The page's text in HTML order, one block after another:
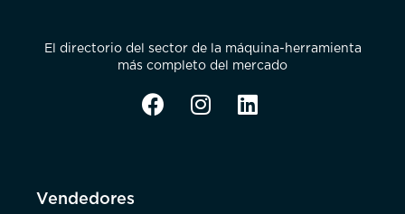
El directorio del sector de la máquina-herramienta
más completo del mercado
Vendedores